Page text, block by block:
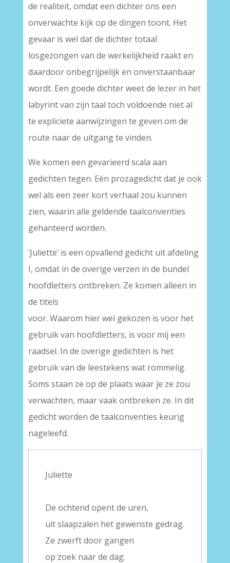
de realiteit, omdat een dichter ons een
onverwachte kijk op de dingen toont. Het
gevaar is wel dat de dichter totaal
losgezongen van de werkelijkheid raakt en
daardoor onbegrijpelijk en onverstaanbaar
wordt. Een goede dichter weet de lezer in het
labyrint van zijn taal toch voldoende niet al
te expliciete aanwijzingen te geven om de
route naar de uitgang te vinden.
We komen een gevarieerd scala aan
gedichten tegen. Eén prozagedicht dat je ook
wel als een zeer kort verhaal zou kunnen
zien, waarin alle geldende taalconventies
gehanteerd worden.
‘Juliette’ is een opvallend gedicht uit afdeling
I, omdat in de overige verzen in de bundel
hoofdletters ontbreken. Ze komen alleen in
de titels
voor. Waarom hier wel gekozen is voor het
gebruik van hoofdletters, is voor mij een
raadsel. In de overige gedichten is het
gebruik van de leestekens wat rommelig.
Soms staan ze op de plaats waar je ze zou
verwachten, maar vaak ontbreken ze. In dit
gedicht worden de taalconventies keurig
nageleefd.
Juliette
De ochtend opent de uren,
uit slaapzalen het gewenste gedrag.
Ze zwerft door gangen
op zoek naar de dag.